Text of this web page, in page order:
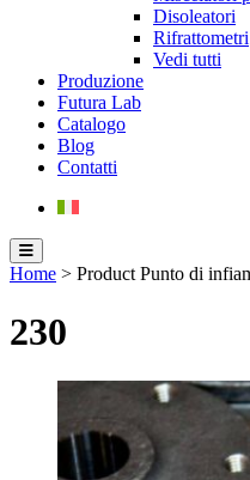
Disoleatori
Rifrattometri
Vedi tutti
Produzione
Futura Lab
Catalogo
Blog
Contatti
Home > Product Punto di
230